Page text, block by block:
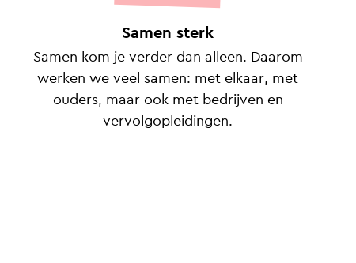
Samen sterk
Samen kom je verder dan alleen. Daarom
werken we veel samen: met elkaar, met
ouders, maar ook met bedrijven en
vervolgopleidingen.